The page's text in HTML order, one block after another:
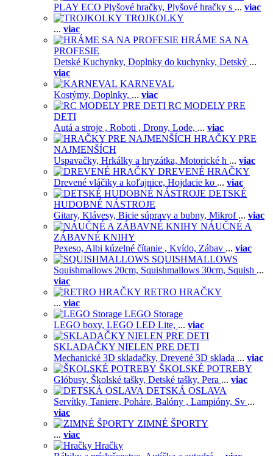
PLAY ECO Plyšové hračky, Plyšové hračky s ... viac
TROJKOLKY
... viac
HRÁME SA NA
PROFESIE
Detské Kuchynky, Doplnky do kuchynky, Detský ...
viac
KARNEVAL
Kostýmy, Doplnky, ... viac
RC MODELY PRE
DETI
Autá a stroje , Roboti , Drony, Lode, ... viac
HRAČKY PRE
NAJMENŠÍCH
Uspavačky, Hrkálky a hryzátka, Motorické h ... viac
DREVENÉ HRAČKY
Drevené vláčiky a koľajnice, Hojdacie ko ... viac
DETSKÉ
HUDOBNÉ NÁSTROJE
Gitary, Klávesy, Bicie súpravy a bubny, Mikrof ... viac
NÁUČNÉ A
ZÁBAVNÉ KNIHY
Pexeso, Albi kúzelné čítanie , Kvído, Zábav ... viac
SQUISHMALLOWS
Squishmallows 20cm, Squishmallows 30cm, Squish ...
viac
RETRO HRAČKY
... viac
LEGO Storage
LEGO boxy, LEGO LED Lite, ... viac
SKLADAČKY NIELEN PRE DETI
Mechanické 3D skladačky, Drevené 3D sklada ... viac
ŠKOLSKÉ POTREBY
Glóbusy, Školské tašky, Detské tašky, Pera ... viac
DETSKÁ OSLAVA
Servítky, Taniere, Poháre, Balóny , Lampióny, Sv ...
viac
ZIMNÉ ŠPORTY
... viac
Hračky